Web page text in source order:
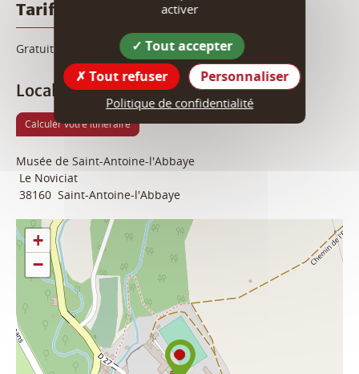
Tarif
Gratuit.
Localisation
Calculer votre itinéraire
Musée de Saint-Antoine-l'Abbaye
Le Noviciat
38160 Saint-Antoine-l'Abbaye
+
−
activer
Tout accepter
Tout refuser
Personnaliser
Politique de confidentialité